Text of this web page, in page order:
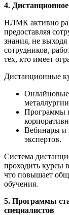
4.
НЛМК активно
предоставляя
знания, не
сотрудников,
тех, кто имеет
Дистанционные
Программы
Вебинары и
экспертов.
Система
проходить курсы
что повышает
обучения.
5. Программы
специалистов